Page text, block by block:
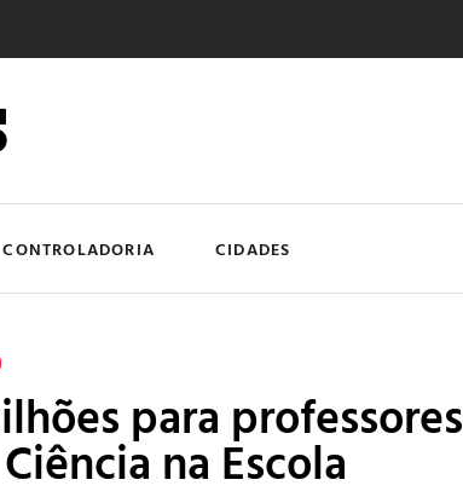
CONTROLADORIA CIDADES
para professores
na Escola